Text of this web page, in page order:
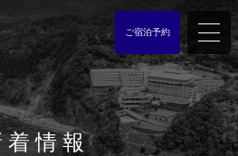
ご宿泊予約
着情報